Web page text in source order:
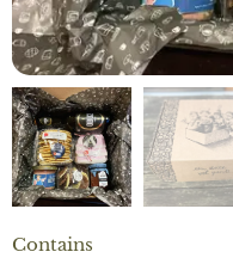
Contains